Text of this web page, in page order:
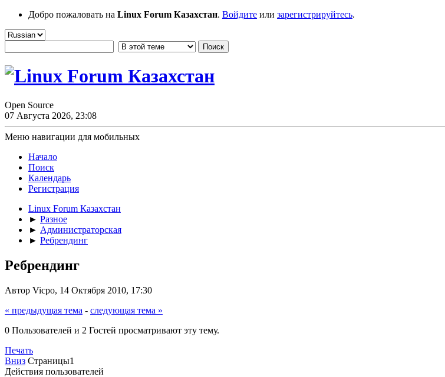
Добро пожаловать на Linux Forum Казахстан. Войдите или зарегистрируйтесь.
Open Source
07 Августа 2026, 23:08
Меню навигации для мобильных
Начало
Поиск
Календарь
Регистрация
Linux Forum Казахстан
► Разное
► Администраторская
► Ребрендинг
Ребрендинг
Автор Vicpo, 14 Октября 2010, 17:30
« предыдущая тема - следующая тема »
0 Пользователей и 2 Гостей просматривают эту тему.
Печать
Вниз Страницы1
Действия пользователей